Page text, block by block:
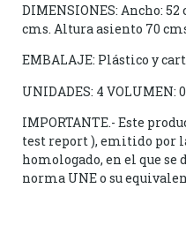
DIMENSIONES: Ancho:
cms. Altura asiento 70
EMBALAJE: Plástico y
UNIDADES: 4 VOLUMEN:
IMPORTANTE.- Este
test report ), emitido por
homologado, en el que
norma UNE o su